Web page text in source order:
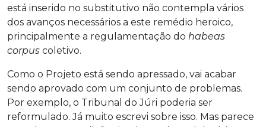
está inserido no substitutivo não contempla vários
dos avanços necessários a este remédio heroico,
principalmente a regulamentação do habeas
corpus coletivo.
Como o Projeto está sendo apressado, vai acabar
sendo aprovado com um conjunto de problemas.
Por exemplo, o Tribunal do Júri poderia ser
reformulado. Já muito escrevi sobre isso. Mas parece